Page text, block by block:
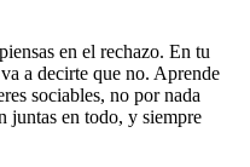
en el rechazo. En tu
a decirte que no. Aprende
sociables, no por nada
juntas en todo, y siempre